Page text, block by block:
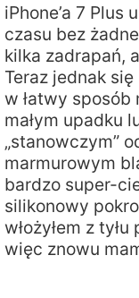
iPhone’a 7 Plus
czasu bez
kilka zadrapań,
Teraz jednak się
w łatwy sposób
małym upadku
„stanowczym”
marmurowym
bardzo super-
silikonowy
włożyłem z
więc znowu